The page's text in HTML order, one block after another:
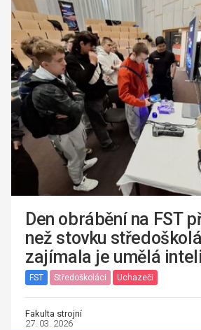
Den obrábění na FST
než stovku
zajímala je umělá
FST Středoškoláci Uchazeči
Fakulta strojní
27. 03. 2026